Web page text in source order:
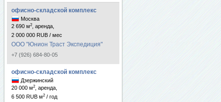
офисно-складской комплекс
Москва
2 690 м2
, аренда,
2 000 000 RUB / мес
ООО "Юнион Траст Экспедиция"
+7 (926) 684-80-05
офисно-складской комплекс
Дзержинский
20 000 м2
, аренда,
6 500 RUB м2 / год